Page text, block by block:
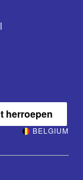
herroepen
BELGIUM